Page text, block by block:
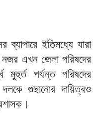
ব্যাপারে ইতিমধ্যে যারা
এখন জেলা পরিষদের
মুহুর্ত পর্যন্ত পরিষদের
গুছানোর দায়িত্বও